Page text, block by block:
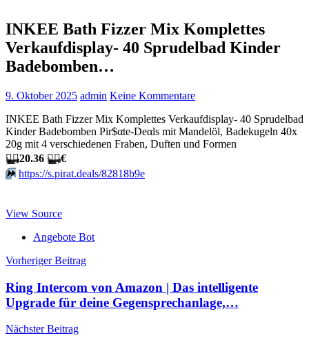
INKEE Bath Fizzer Mix Komplettes
Verkaufdisplay- 40 Sprudelbad Kinder
Badebomben…
9. Oktober 2025 admin Keine Kommentare
INKEE Bath Fizzer Mix Komplettes Verkaufdisplay- 40 Sprudelbad
Kinder Badebomben Pir$αtе-Dеαls mit Mandelöl, Badekugeln 40x
20g mit 4 verschiedenen Fraben, Duften und Formen
🏴‍☠️20.36 🏴‍☠️€
⏩️ https://s.pirat.deals/82818b9e
View Source
Angebote Bot
Beitragsnavigation
Vorheriger Beitrag
Ring Intercom von Amazon | Das intelligente
Upgrade für deine Gegensprechanlage,…
Nächster Beitrag